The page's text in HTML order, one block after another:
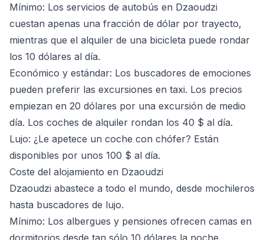
Mínimo: Los servicios de autobús en Dzaoudzi
cuestan apenas una fracción de dólar por trayecto,
mientras que el alquiler de una bicicleta puede rondar
los 10 dólares al día.
Económico y estándar: Los buscadores de emociones
pueden preferir las excursiones en taxi. Los precios
empiezan en 20 dólares por una excursión de medio
día. Los coches de alquiler rondan los 40 $ al día.
Lujo: ¿Le apetece un coche con chófer? Están
disponibles por unos 100 $ al día.
Coste del alojamiento en Dzaoudzi
Dzaoudzi abastece a todo el mundo, desde mochileros
hasta buscadores de lujo.
Mínimo: Los albergues y pensiones ofrecen camas en
dormitorios desde tan sólo 10 dólares la noche.